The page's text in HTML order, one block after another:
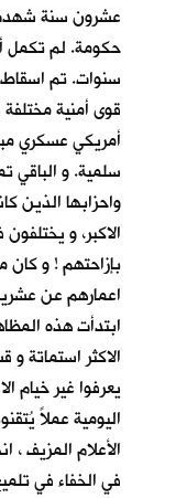
عشرون سنة
حكومة. لم تكمل
سنوات. تم اسقاط
قوى أمنية
أمريكي عسكري
سلمية. و الباقي
واحزابها الذين
الاكبر، و
بإزاحتهم ! و
اعمارهم عن
ابتدأت هذه
الاكثر استماتة
يعرفوا غير خيام
اليومية عملاً
الأعلام المزيف
في الخفاء في